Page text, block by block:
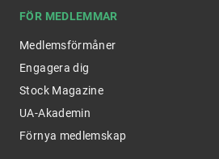
FÖR MEDLEMMAR
Medlemsförmåner
Engagera dig
Stock Magazine
UA-Akademin
Förnya medlemskap